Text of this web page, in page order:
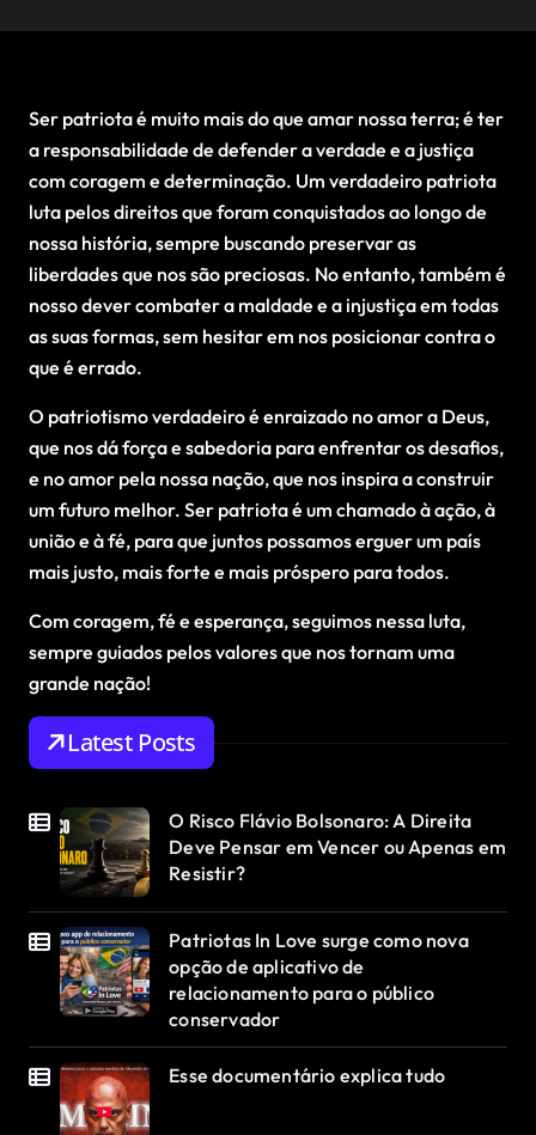
Ser patriota é muito mais do que amar nossa terra; é ter
a responsabilidade de defender a verdade e a justiça
com coragem e determinação. Um verdadeiro patriota
luta pelos direitos que foram conquistados ao longo de
nossa história, sempre buscando preservar as
liberdades que nos são preciosas. No entanto, também é
nosso dever combater a maldade e a injustiça em todas
as suas formas, sem hesitar em nos posicionar contra o
que é errado.
O patriotismo verdadeiro é enraizado no amor a Deus,
que nos dá força e sabedoria para enfrentar os desafios,
e no amor pela nossa nação, que nos inspira a construir
um futuro melhor. Ser patriota é um chamado à ação, à
união e à fé, para que juntos possamos erguer um país
mais justo, mais forte e mais próspero para todos.
Com coragem, fé e esperança, seguimos nessa luta,
sempre guiados pelos valores que nos tornam uma
grande nação!
Latest Posts
O Risco Flávio Bolsonaro: A Direita
Deve Pensar em Vencer ou Apenas em
Resistir?
Patriotas In Love surge como nova
opção de aplicativo de
relacionamento para o público
conservador
Esse documentário explica tudo